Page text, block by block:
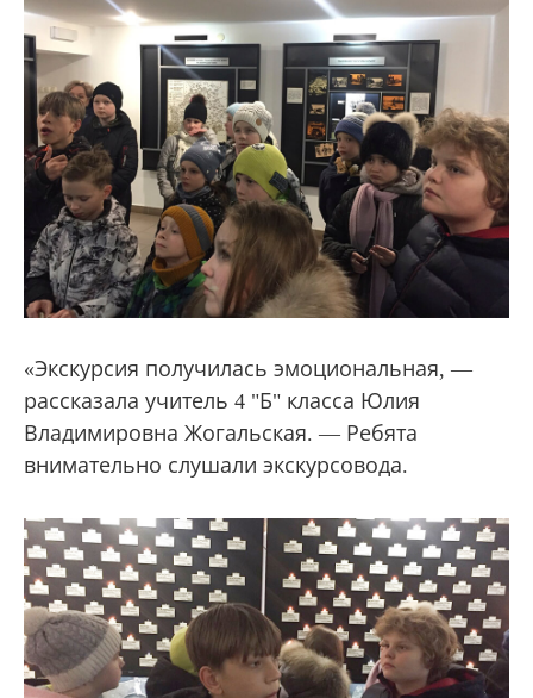
«Экскурсия получилась эмоциональная, —
рассказала учитель 4 "Б" класса Юлия
Владимировна Жогальская. — Ребята
внимательно слушали экскурсовода.